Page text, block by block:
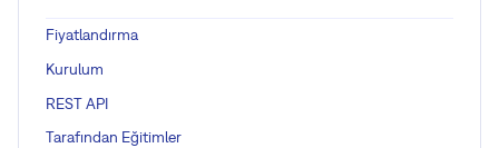
Fiyatlandırma
Kurulum
REST API
Tarafından Eğitimler